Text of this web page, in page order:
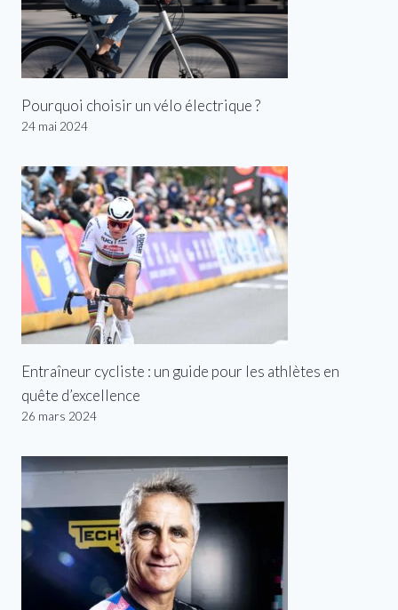
Pourquoi choisir un vélo électrique ?
24 mai 2024
Entraîneur cycliste : un guide pour les athlètes en
quête d’excellence
26 mars 2024